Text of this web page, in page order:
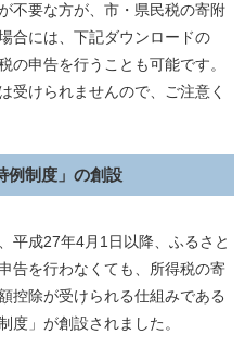
不要な方が、市・県民税の寄附
合には、下記ダウンロードの
の申告を行うことも可能です。
受けられませんので、ご注意く
例制度」の創設
平成27年4月1日以降、ふるさと
告を行わなくても、所得税の寄
控除が受けられる仕組みである
度」が創設されました。